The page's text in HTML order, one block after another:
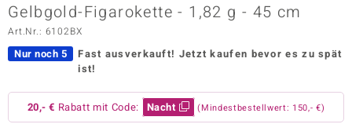
Vogue
Paraíso
Gelbgold-Figarokette - 1,82 g - 45 cm
Art.Nr.: 6102BX
Nur noch 5 Fast ausverkauft! Jetzt kaufen bevor es zu spät
ist!
20,- € Rabatt mit Code: Nacht (Mindestbestellwert: 150,- €)